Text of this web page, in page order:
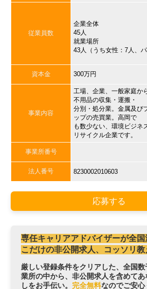
従業員数
企業全体
45人
就業場所
43人（うち女性：7人、パ
資本金 300万円
事業内容
工場、企業、一般家庭か
不用品の収集・運搬・
分別・処分業。金属及び
ップの売買業。高岡で
も数少ない、環境ビジネ
リサイクル企業です。
事業所番号
法人番号 8230002010603
応募する
専任キャリアアドバイザーが全国
こだけの非公開求人、コッソリ教
厳しい登録条件をクリアした、全国
業所の中から、非公開求人を含めて
しをお手伝い。 完全無料なのでご安心